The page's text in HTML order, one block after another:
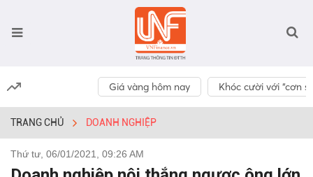
Giá vàng hôm nay Khóc cười với “cơn
TRANG CHỦ DOANH NGHIỆP
Thứ tư, 06/01/2021, 09:26 AM